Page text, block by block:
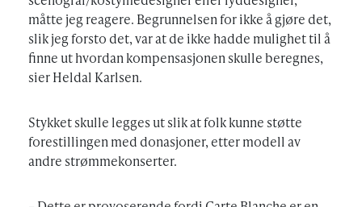
måtte jeg reagere. Begrunnelsen for ikke å gjøre det,
slik jeg forsto det, var at de ikke hadde mulighet til å
finne ut hvordan kompensasjonen skulle beregnes,
sier Heldal Karlsen.
Stykket skulle legges ut slik at folk kunne støtte
forestillingen med donasjoner, etter modell av
andre strømmekonserter.